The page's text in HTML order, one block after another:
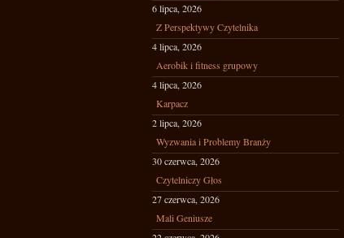
6 lipca, 2026
Z Perspektywy Czytelnika
4 lipca, 2026
Aerobik i fitness grupowy
4 lipca, 2026
Karpacz
2 lipca, 2026
Wyzwania i Problemy Branży
30 czerwca, 2026
Czytelniczy Głos
27 czerwca, 2026
Mali Geniusze